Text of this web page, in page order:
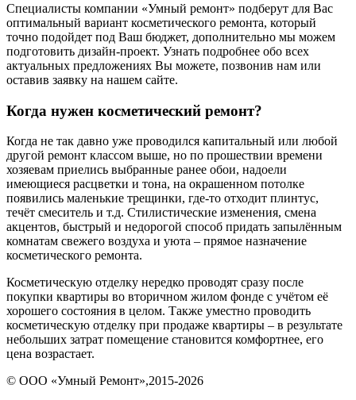
Специалисты компании «Умный ремонт» подберут для Вас
оптимальный вариант косметического ремонта, который
точно подойдет под Ваш бюджет, дополнительно мы можем
подготовить дизайн-проект. Узнать подробнее обо всех
актуальных предложениях Вы можете, позвонив нам или
оставив заявку на нашем сайте.
Когда нужен косметический ремонт?
Когда не так давно уже проводился капитальный или любой
другой ремонт классом выше, но по прошествии времени
хозяевам приелись выбранные ранее обои, надоели
имеющиеся расцветки и тона, на окрашенном потолке
появились маленькие трещинки, где-то отходит плинтус,
течёт смеситель и т.д. Стилистические изменения, смена
акцентов, быстрый и недорогой способ придать запылённым
комнатам свежего воздуха и уюта – прямое назначение
косметического ремонта.
Косметическую отделку нередко проводят сразу после
покупки квартиры во вторичном жилом фонде с учётом её
хорошего состояния в целом. Также уместно проводить
косметическую отделку при продаже квартиры – в результате
небольших затрат помещение становится комфортнее, его
цена возрастает.
© ООО «Умный Ремонт»,2015-2026